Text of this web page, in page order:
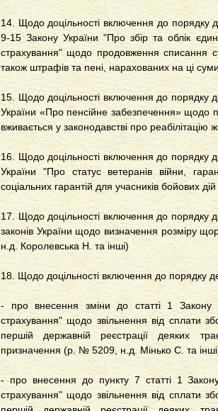
14. Щодо доцільності включення до порядку
9-15 Закону України "Про збір та облік
страхування" щодо продовження списання
також штрафів та пені, нарахованих на ці
15. Щодо доцільності включення до порядку
України «Про пенсійне забезпечення» щодо
вживається у законодавстві про
16. Щодо доцільності включення до порядку
України "Про статус ветеранів війни,
соціальних гарантій для учасників бойових
17. Щодо доцільності включення до порядку
законів України щодо визначення розміру
н.д. Королевська Н. та інші)
18. Щодо доцільності включення до порядку
- про внесення зміни до статті 1 Закону
страхування" щодо звільнення від сплати
першій державній реєстрації деяких
призначення (р. № 5209, н.д. Мінько С. та
- про внесення до пункту 7 статті 1
страхування" щодо звільнення від сплати